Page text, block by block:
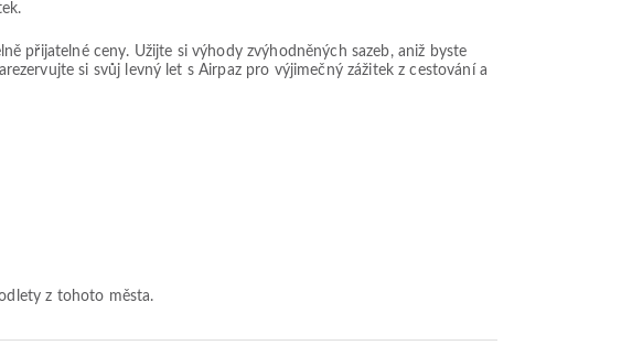
přijatelné ceny. Užijte si výhody zvýhodněných sazeb, aniž byste
si svůj levný let s Airpaz pro výjimečný zážitek z cestování a
z tohoto města.